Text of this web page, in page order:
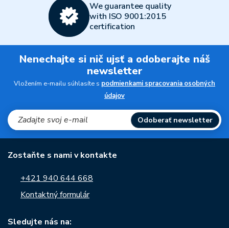
We guarantee quality
with ISO 9001:2015
certification
Nenechajte si nič ujsť a odoberajte náš
newsletter
Vložením e-mailu súhlasíte s podmienkami spracovania osobných
údajov
Odoberať newsletter
Zostaňte s nami v kontakte
+421 940 644 668
Kontaktný formulár
Sledujte nás na: